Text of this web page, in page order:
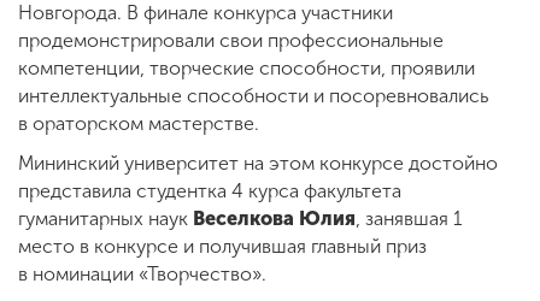
Новгорода. В финале конкурса участники
продемонстрировали свои профессиональные
компетенции, творческие способности, проявили
интеллектуальные способности и посоревновались
в ораторском мастерстве.
Мининский университет на этом конкурсе достойно
представила студентка 4 курса факультета
гуманитарных наук Веселкова Юлия, занявшая 1
место в конкурсе и получившая главный приз
в номинации «Творчество».